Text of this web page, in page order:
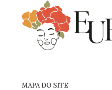
MAPA DO SITE